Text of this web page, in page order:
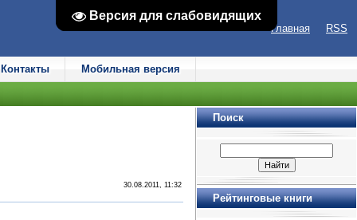
Версия для слабовидящих
Версия для слабовидящих
Главная RSS
Контакты Мобильная версия
30.08.2011, 11:32
Поиск
Рейтинговые книги